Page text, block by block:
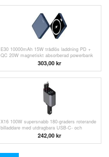
E30 10000mAh 15W trådlös laddning PD +
QC 20W magnetiskt absorberad powerbank
externt batteripaket telefonladdare - blå
303,00 kr
X16 100W supersnabb 180-graders roterande
billaddare med utdragbara USB-C- och
242,00 kr